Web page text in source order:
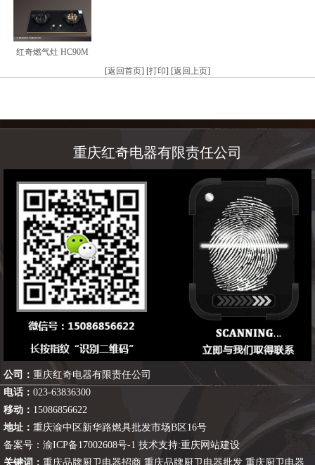
红奇燃气灶 HC90M
[返回首页] [打印] [返回上页]
重庆红奇电器有限责任公司
公司： 重庆红奇电器有限责任公司
电话： 023-63836300
移动： 15086856622
地址： 重庆渝中区新华路燃具批发市场B区16号
备案号： 渝ICP备17002608号-1 技术支持:重庆网站建设
关键词： 重庆品牌厨卫电器招商 重庆品牌厨卫电器批发 重庆厨卫电器